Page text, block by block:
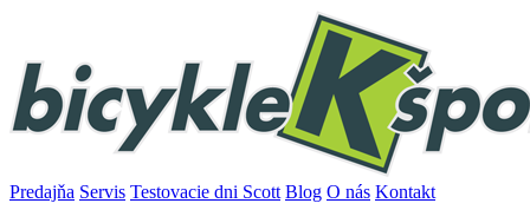
Predajňa Servis Testovacie dni Scott Blog O nás Kontakt